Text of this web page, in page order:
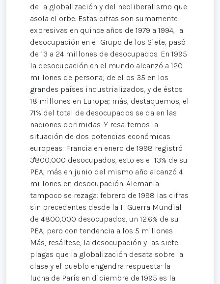
de la globalización y del neoliberalismo que
asola el orbe. Estas cifras son sumamente
expresivas en quince años de 1979 a 1994, la
desocupación en el Grupo de los Siete, pasó
de 13 a 24 millones de desocupados. En 1995
la desocupación en el mundo alcanzó a 120
millones de persona; de ellos 35 en los
grandes países industrializados, y de éstos
18 millones en Europa; más, destaquemos, el
71% del total de desocupados se da en las
naciones oprimidas. Y resaltemos la
situación de dos potencias económicas
europeas: Francia en enero de 1998 registró
3'800,000 desocupados, esto es el 13% de su
PEA, más en junio del mismo año alcanzó 4
millones en desocupación. Alemania
tampoco se rezaga: febrero de 1998 las cifras
sin precedentes desde la II Guerra Mundial
de 4'800,000 desocupados, un 12.6% de su
PEA, pero con tendencia a los 5 millones.
Más, resáltese, la desocupación y las siete
plagas que la globalización desata sobre la
clase y el pueblo engendra respuesta: la
lucha de París en diciembre de 1995 es la